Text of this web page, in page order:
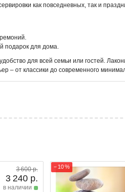
как повседневных, так и
подарок для дома.
для всей семьи или гостей.
– от классики до современного
3 600 р.
3 240 р.
в наличии
− 10 %